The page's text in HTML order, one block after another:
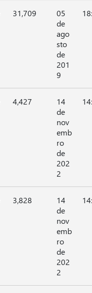
31,709
05
de
ago
sto
de
201
9
4,427
14
de
nov
emb
ro
de
202
2
3,828
14
de
nov
emb
ro
de
202
2